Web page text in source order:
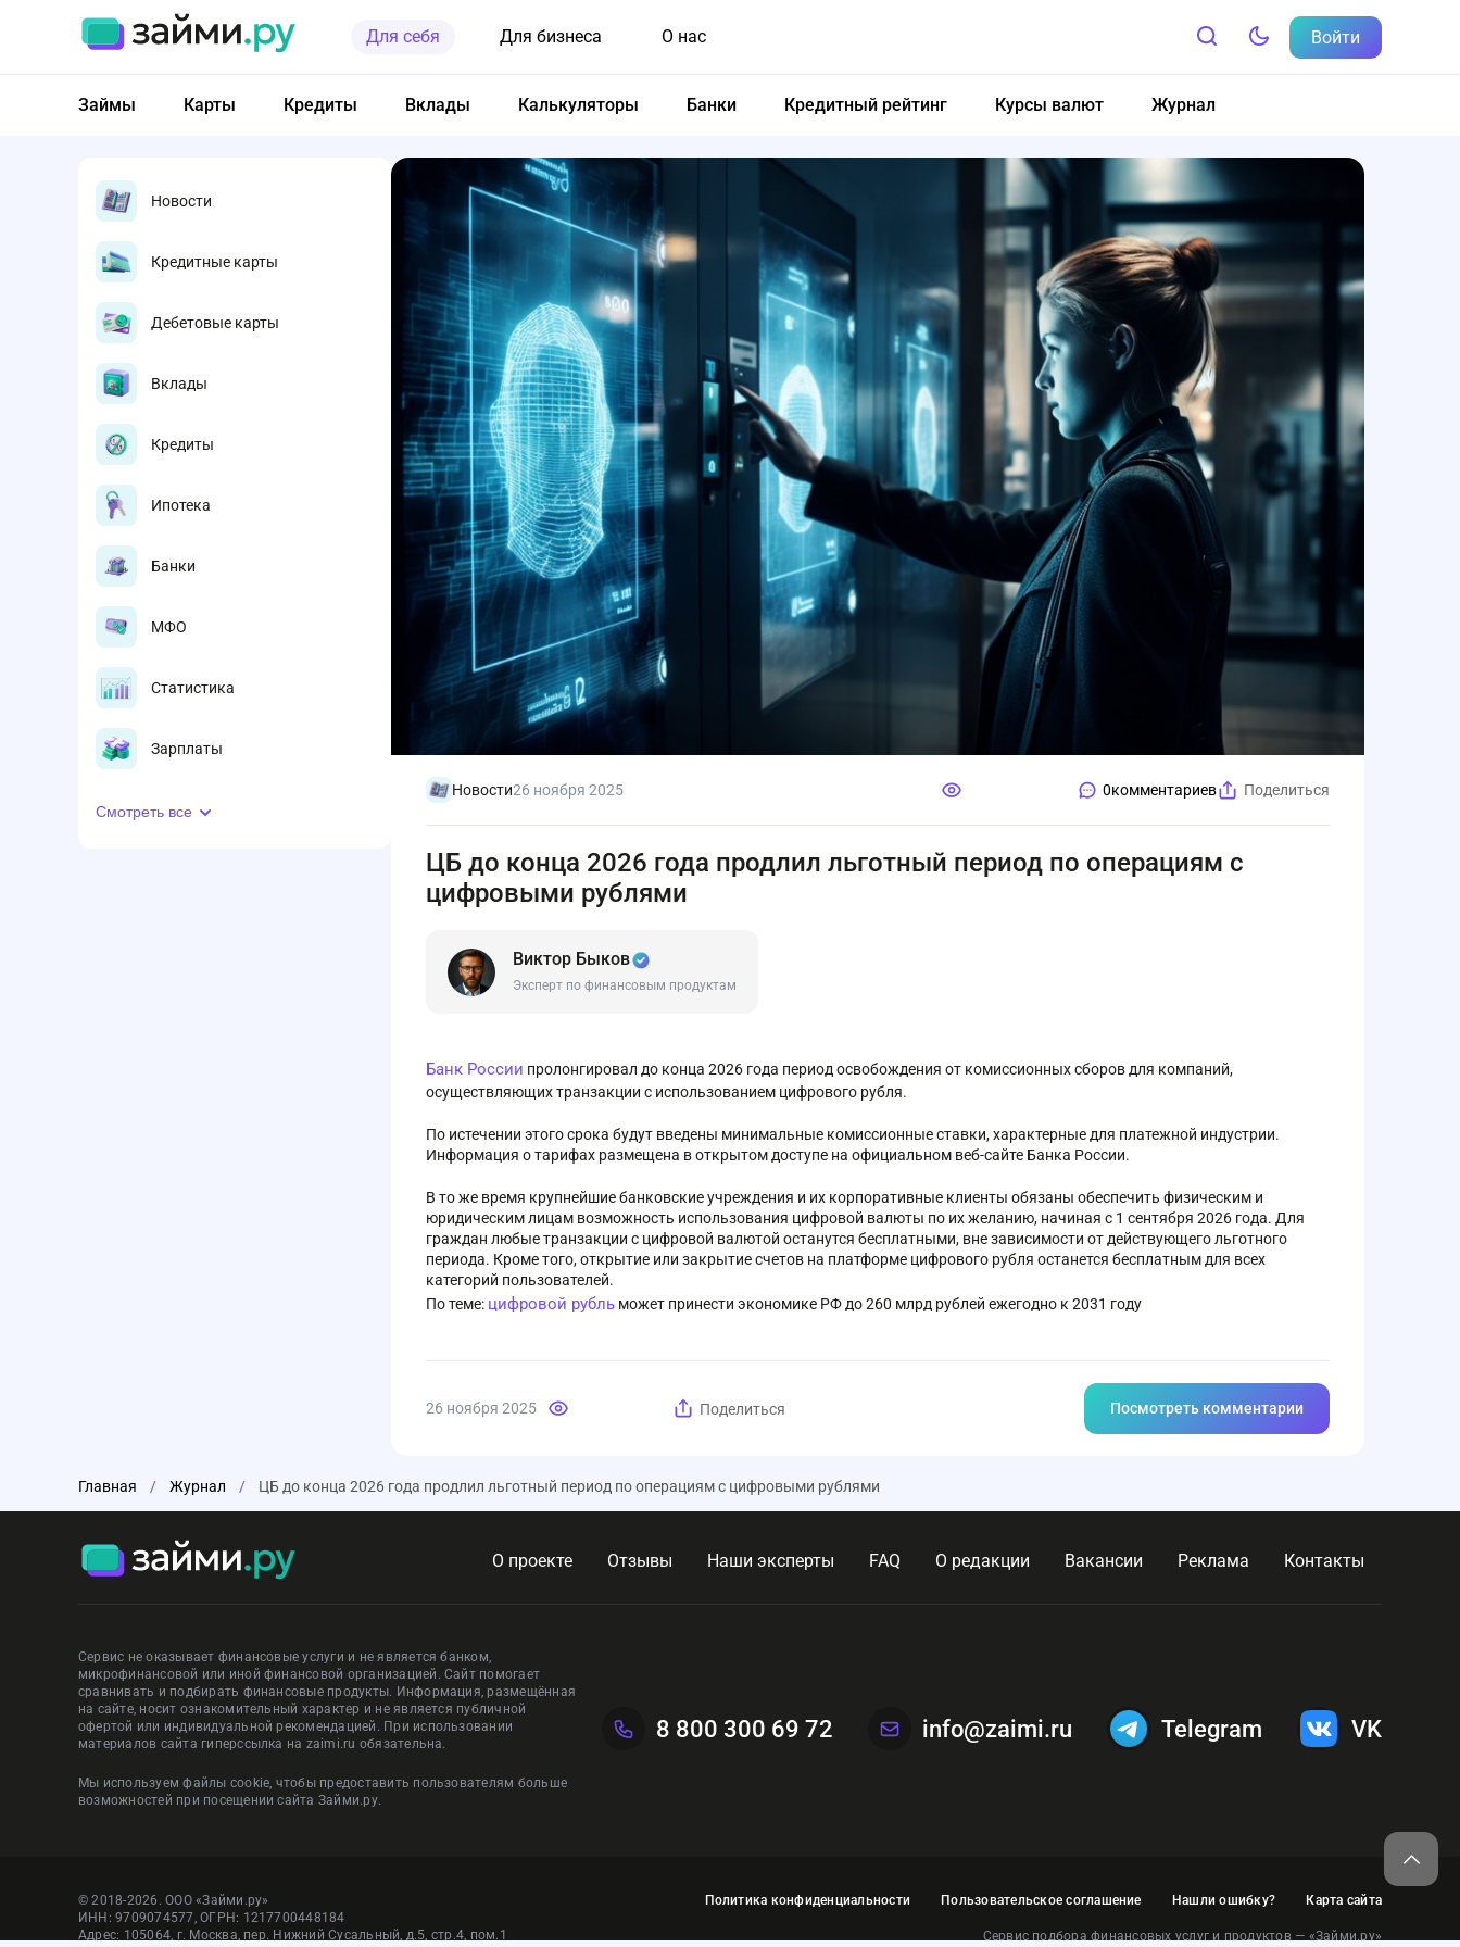
Для себя Для бизнеса О нас Войти
Займы Карты Кредиты Вклады Калькуляторы Банки Кредитный рейтинг Курсы валют Журнал
Новости
Кредитные карты
Дебетовые карты
Вклады
Кредиты
Ипотека
Банки
МФО
Статистика
Зарплаты
Смотреть все
Новости26 ноября 2025 0комментариев Поделиться
ЦБ до конца 2026 года продлил льготный период по операциям с
цифровыми рублями
Виктор Быков
Эксперт по финансовым продуктам
Банк России пролонгировал до конца 2026 года период освобождения от комиссионных сборов для компаний,
осуществляющих транзакции с использованием цифрового рубля.
По истечении этого срока будут введены минимальные комиссионные ставки, характерные для платежной индустрии.
Информация о тарифах размещена в открытом доступе на официальном веб-сайте Банка России.
В то же время крупнейшие банковские учреждения и их корпоративные клиенты обязаны обеспечить физическим и
юридическим лицам возможность использования цифровой валюты по их желанию, начиная с 1 сентября 2026 года. Для
граждан любые транзакции с цифровой валютой останутся бесплатными, вне зависимости от действующего льготного
периода. Кроме того, открытие или закрытие счетов на платформе цифрового рубля останется бесплатным для всех
категорий пользователей.
По теме: цифровой рубль может принести экономике РФ до 260 млрд рублей ежегодно к 2031 году
26 ноября 2025 Поделиться Посмотреть комментарии
Главная / Журнал / ЦБ до конца 2026 года продлил льготный период по операциям с цифровыми рублями
О проекте Отзывы Наши эксперты FAQ О редакции Вакансии Реклама Контакты
Сервис не оказывает финансовые услуги и не является банком,
микрофинансовой или иной финансовой организацией. Сайт помогает
сравнивать и подбирать финансовые продукты. Информация, размещённая
на сайте, носит ознакомительный характер и не является публичной
офертой или индивидуальной рекомендацией. При использовании
материалов сайта гиперссылка на zaimi.ru обязательна.
Мы используем файлы cookie, чтобы предоставить пользователям больше
возможностей при посещении сайта Займи.ру.
8 800 300 69 72 info@zaimi.ru Telegram VK
© 2018-2026. ООО «Займи.ру»
ИНН: 9709074577, ОГРН: 1217700448184
Адрес: 105064, г. Москва, пер. Нижний Сусальный, д.5, стр.4, пом.1
Политика конфиденциальности Пользовательское соглашение Нашли ошибку? Карта сайта
Сервис подбора финансовых услуг и продуктов — «Займи.ру»